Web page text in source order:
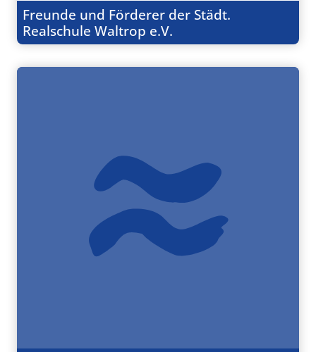
Freunde und Förderer der Städt.
Realschule Waltrop e.V.